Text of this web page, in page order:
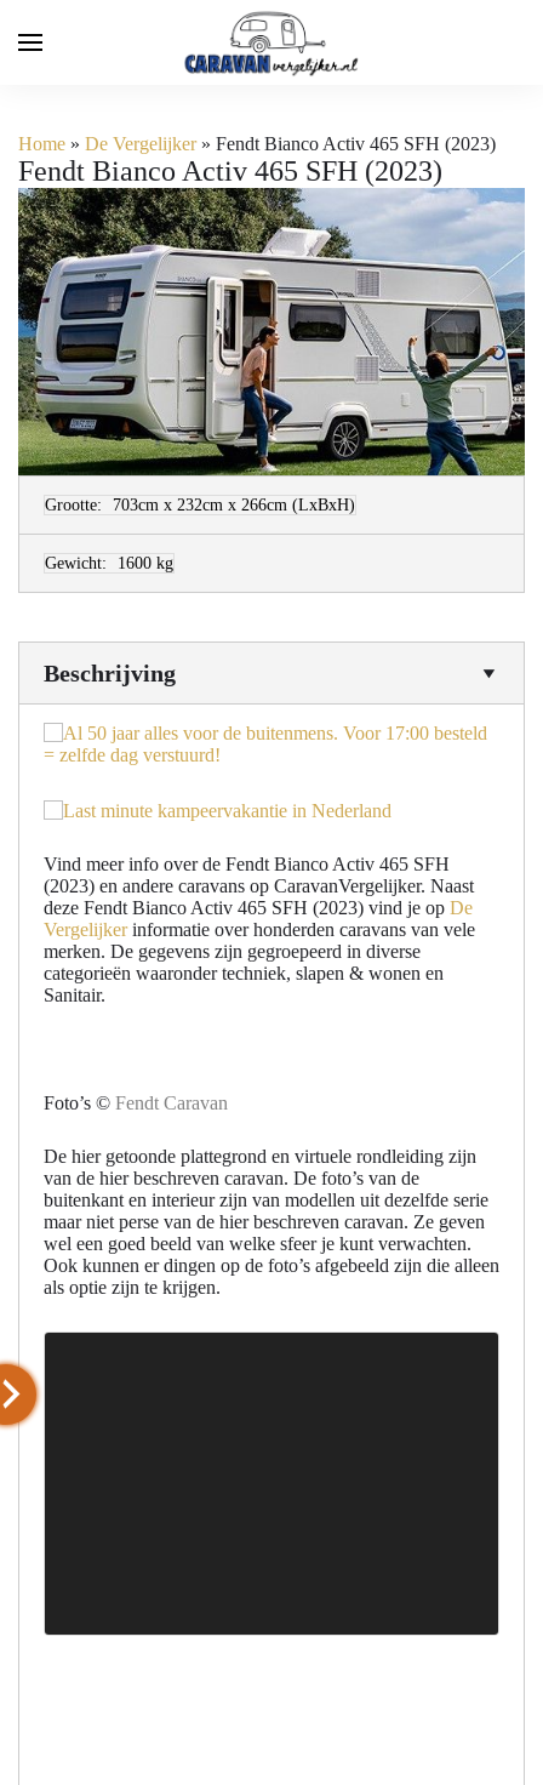
Home » De Vergelijker» Fendt Bianco Activ 465 SFH (2023)
Fendt Bianco Activ 465 SFH (2023)
Grootte: 703cm x 232cm x 266cm (LxBxH)
Gewicht: 1600 kg
Beschrijving
Vind meer info over de Fendt Bianco Activ 465 SFH
(2023) en andere caravans op CaravanVergelijker. Naast
deze Fendt Bianco Activ 465 SFH (2023) vind je op De
Vergelijkerinformatie over honderden caravans van vele
merken. De gegevens zijn gegroepeerd in diverse
categorieën waaronder techniek, slapen & wonen en
Sanitair.
Foto’s © Fendt Caravan
De hier getoonde plattegrond en virtuele rondleiding zijn
van de hier beschreven caravan. De foto’s van de
buitenkant en interieur zijn van modellen uit dezelfde serie
maar niet perse van de hier beschreven caravan. Ze geven
wel een goed beeld van welke sfeer je kunt verwachten.
Ook kunnen er dingen op de foto’s afgebeeld zijn die alleen
als optie zijn te krijgen.